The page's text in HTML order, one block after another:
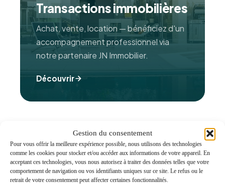
Gestion du consentement
Pour vous offrir la meilleure expérience possible, nous utilisons des technologies
comme les cookies pour stocker et/ou accéder aux informations de votre appareil. En
acceptant ces technologies, vous nous autorisez à traiter des données telles que votre
comportement de navigation ou vos identifiants uniques sur ce site. Le refus ou le
retrait de votre consentement peut affecter certaines fonctionnalités.
Transactions immobilières
Achat, vente, location — bénéficiez d'un
accompagnement professionnel via
notre partenaire JN Immobilier.
Découvrir
Une expertise sur mesure